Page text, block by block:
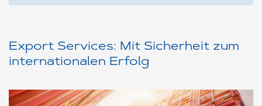
Export Services: Mit Sicherheit zum
internationalen Erfolg